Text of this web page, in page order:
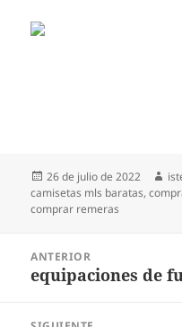
Publicado
el
26 de julio de 2022
camisetas mls baratas,
comprar remeras
entradas
ANTERIOR
Entrada
equipaciones de